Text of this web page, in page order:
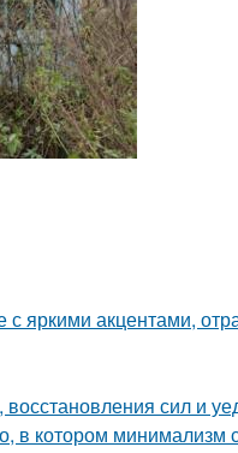
с яркими акцентами,
сил и
в котором минимализм